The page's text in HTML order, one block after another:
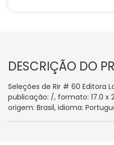
DESCRIÇÃO DO
Seleções de Rir # 60 Editora
publicação: /, formato: 17.0 x
origem: Brasil, idioma: